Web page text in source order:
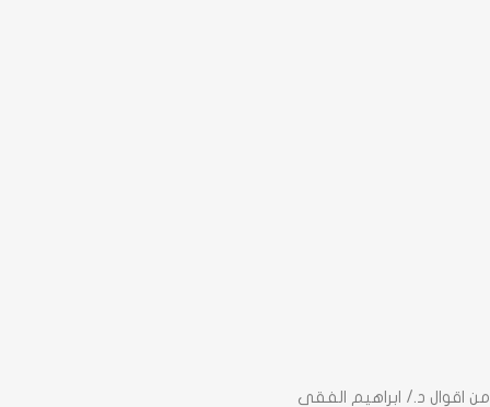
من اقوال د./ ابراهيم الفقى